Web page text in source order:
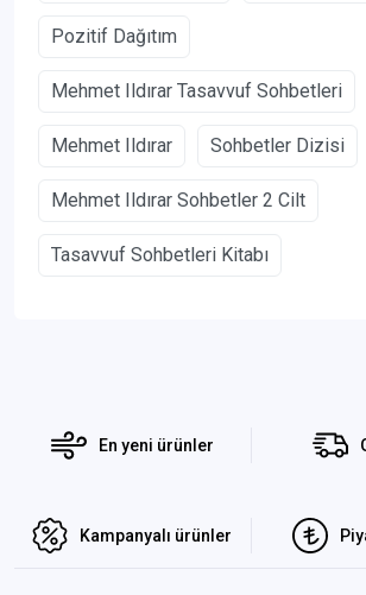
Pozitif Dağıtım
Mehmet Ildırar Tasavvuf Sohbetleri
Mehmet Ildırar Sohbetler Dizisi
Mehmet Ildırar Sohbetler 2 Cilt
Tasavvuf Sohbetleri Kitabı
En yeni ürünler
Kampanyalı ürünler